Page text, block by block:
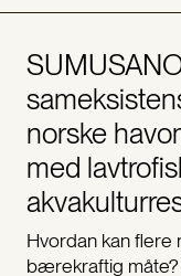
norske
med
Hvordan kan
bærekraftig